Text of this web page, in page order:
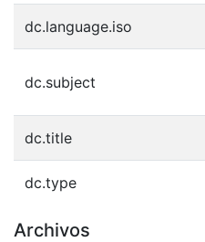
dc.language.iso
dc.subject
dc.title
dc.type
Archivos